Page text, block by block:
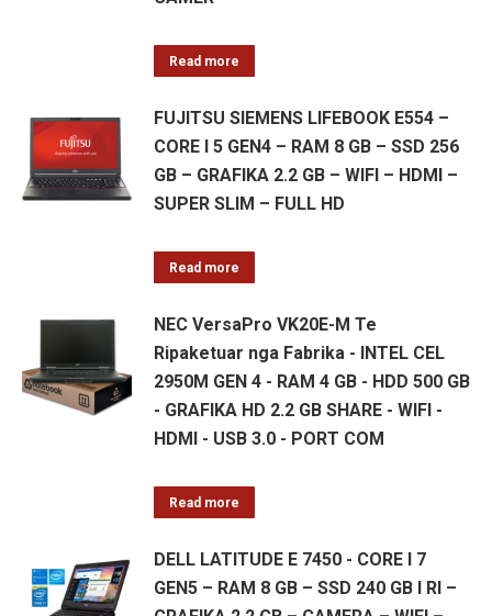
Read more
FUJITSU SIEMENS LIFEBOOK E554 –
CORE I 5 GEN4 – RAM 8 GB – SSD 256
GB – GRAFIKA 2.2 GB – WIFI – HDMI –
SUPER SLIM – FULL HD
Read more
NEC VersaPro VK20E-M Te
Ripaketuar nga Fabrika - INTEL CEL
2950M GEN 4 - RAM 4 GB - HDD 500 GB
- GRAFIKA HD 2.2 GB SHARE - WIFI -
HDMI - USB 3.0 - PORT COM
Read more
DELL LATITUDE E 7450 - CORE I 7
GEN5 – RAM 8 GB – SSD 240 GB I RI –